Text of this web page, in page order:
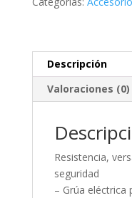
cantidad
Descripción
Valoraciones (0)
Resistencia,
seguridad
– Grúa eléctrica